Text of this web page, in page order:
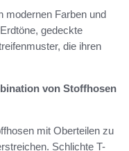
modernen Farben und
gedeckte
die ihren
von Stoffhosen
mit Oberteilen zu
Schlichte T-